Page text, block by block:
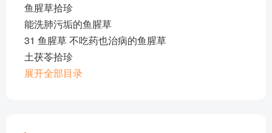
鱼腥草拾珍
能洗肺污垢的鱼腥草
31 鱼腥草 不吃药也治病的鱼腥草
土茯苓拾珍
土茯苓重用治顽固头痛
展开全部目录